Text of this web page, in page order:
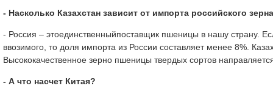
- Насколько Казахстан зависит от импорта российского
- Россия – этоединственныйпоставщик пшеницы в нашу страну.
ввозимого, то доля импорта из России составляет менее 8%.
Высококачественное зерно пшеницы твердых сортов
- А что насчет Китая?